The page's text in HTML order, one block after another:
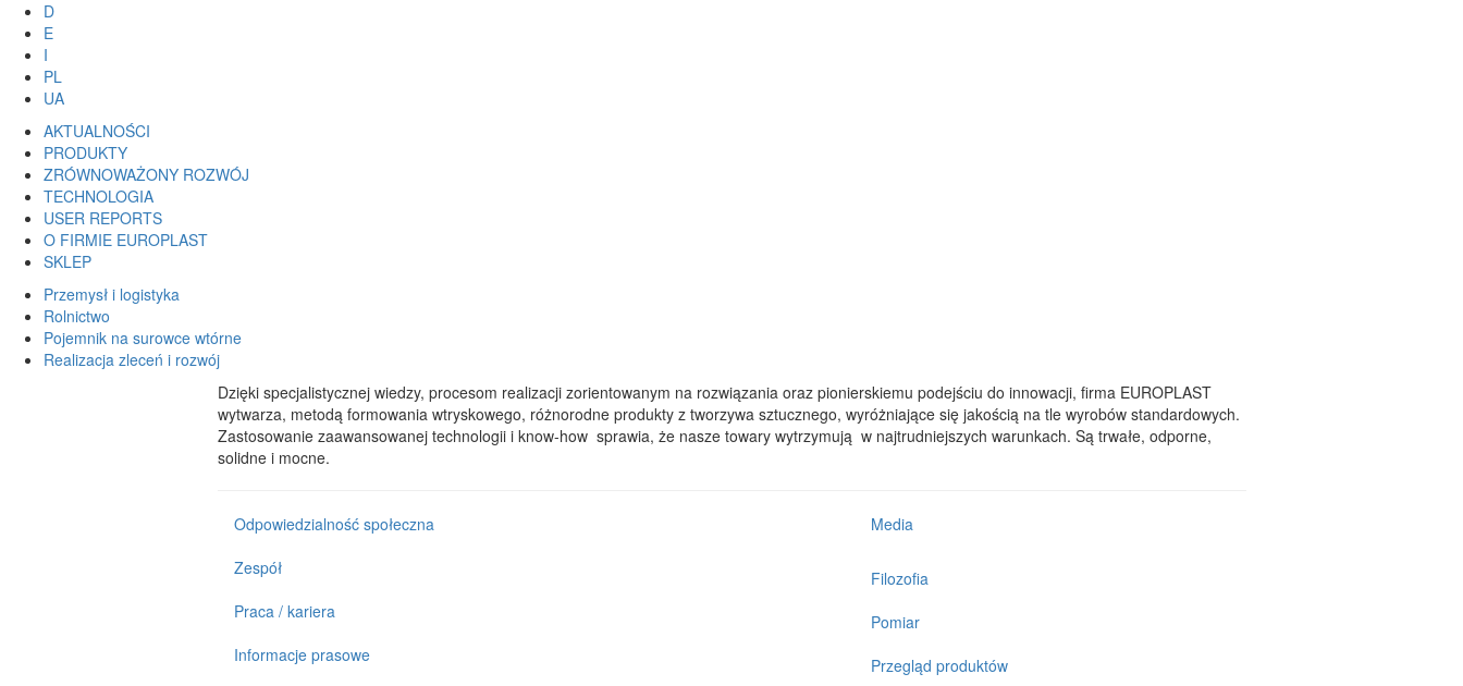
D
E
I
PL
UA
AKTUALNOŚCI
PRODUKTY
ZRÓWNOWAŻONY ROZWÓJ
TECHNOLOGIA
USER REPORTS
O FIRMIE EUROPLAST
SKLEP
Przemysł i logistyka
Rolnictwo
Pojemnik na surowce wtórne
Realizacja zleceń i rozwój
Dzięki specjalistycznej wiedzy, procesom realizacji zorientowanym na rozwiązania oraz pionierskiemu podejściu do innowacji, firma EUROPLAST
wytwarza, metodą formowania wtryskowego, różnorodne produkty z tworzywa sztucznego, wyróżniające się jakością na tle wyrobów standardowych.
Zastosowanie zaawansowanej technologii i know-how sprawia, że nasze towary wytrzymują w najtrudniejszych warunkach. Są trwałe, odporne,
solidne i mocne.
Odpowiedzialność społeczna
Zespół
Praca / kariera
Informacje prasowe
Media
Filozofia
Pomiar
Przegląd produktów